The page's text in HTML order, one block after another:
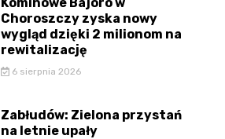
Choroszczy zyska nowy
wygląd dzięki 2 milionom na
rewitalizację
6 sierpnia 2026
Zabłudów: Zielona przystań
na letnie upały